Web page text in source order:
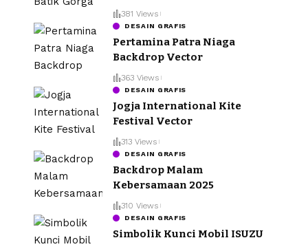
381 Views
DESAIN GRAFIS
Pertamina Patra Niaga
Backdrop Vector
363 Views
DESAIN GRAFIS
Jogja International Kite
Festival Vector
313 Views
DESAIN GRAFIS
Backdrop Malam
Kebersamaan 2025
310 Views
DESAIN GRAFIS
Simbolik Kunci Mobil ISUZU